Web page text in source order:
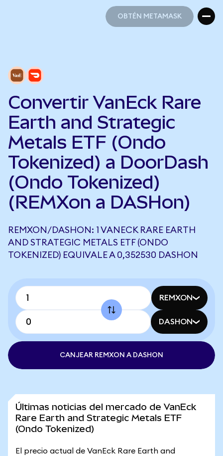
OBTÉN METAMASK
Convertir VanEck Rare
Earth and Strategic
Metals ETF (Ondo
Tokenized) a DoorDash
(Ondo Tokenized)
(REMXon a DASHon)
REMXON/DASHON: 1 VANECK RARE EARTH
AND STRATEGIC METALS ETF (ONDO
TOKENIZED) EQUIVALE A 0,352530 DASHON
REMXON
DASHON
CANJEAR REMXON A DASHON
Últimas noticias del mercado de VanEck
Rare Earth and Strategic Metals ETF
(Ondo Tokenized)
El precio actual de VanEck Rare Earth and